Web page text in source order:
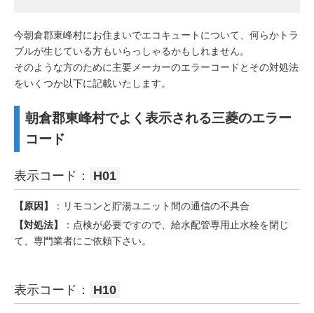
今朝倉郡東峰村にお住まいでエコキュートについて、何らかトラ
ブルが生じている方もいらっしゃるかもしれません。
そのような方のために主要メーカーのエラーコードとその対処法
をいくつか以下に記載いたします。
朝倉郡東峰村でよく表示される三菱のエラー
コード
表示コード： H01
【原因】
：リモコンと貯湯ユニット間の通信の不具合
【対処法】
：点検が必要ですので、給水配管専用止水栓を閉じ
て、専門業者にご依頼下さい。
表示コード： H10